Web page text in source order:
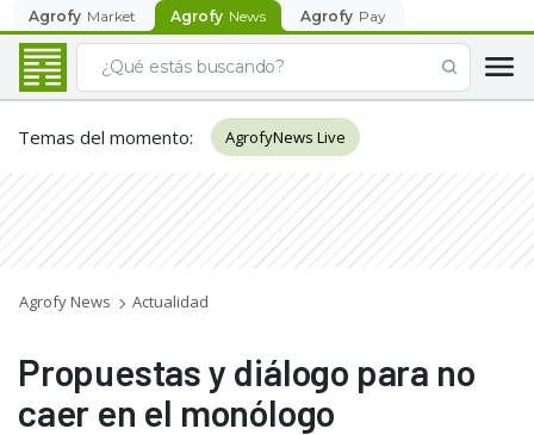
Agrofy Market Agrofy News Agrofy Pay
Temas del momento: AgrofyNews Live
Agrofy News Actualidad
Propuestas y diálogo para no
caer en el monólogo